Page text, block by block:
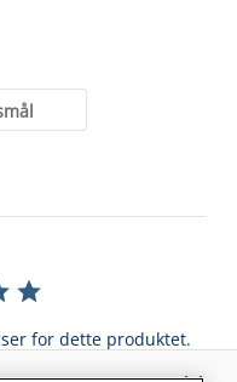
for dette produktet.